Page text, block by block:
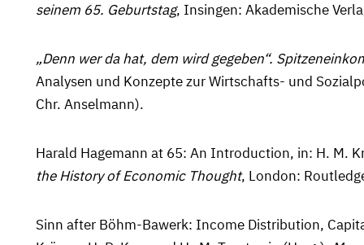
seinem 65. Geburtstag, Insingen: Akademische
„Denn wer da hat, dem wird gegeben“.
Analysen und Konzepte zur Wirtschafts- und
Chr. Anselmann).
Harald Hagemann at 65: An Introduction, in: H. M.
the History of Economic Thought, London:
Sinn after Böhm-Bawerk: Income Distribution,